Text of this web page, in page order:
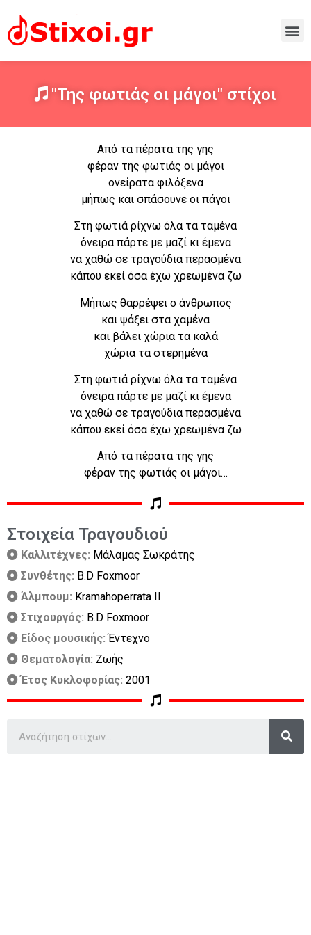
"Της φωτιάς οι μάγοι" στίχοι
Από τα πέρατα της γης
φέραν της φωτιάς οι μάγοι
ονείρατα φιλόξενα
μήπως και σπάσουνε οι πάγοι
Στη φωτιά ρίχνω όλα τα ταμένα
όνειρα πάρτε με μαζί κι έμενα
να χαθώ σε τραγούδια περασμένα
κάπου εκεί όσα έχω χρεωμένα ζω
Μήπως θαρρέψει ο άνθρωπος
και ψάξει στα χαμένα
και βάλει χώρια τα καλά
χώρια τα στερημένα
Στη φωτιά ρίχνω όλα τα ταμένα
όνειρα πάρτε με μαζί κι έμενα
να χαθώ σε τραγούδια περασμένα
κάπου εκεί όσα έχω χρεωμένα ζω
Από τα πέρατα της γης
φέραν της φωτιάς οι μάγοι…
Στοιχεία Τραγουδιού
Καλλιτέχνες: Μάλαμας Σωκράτης
Συνθέτης: B.D Foxmoοr
Άλμπουμ: Kramahoperrata II
Στιχουργός: B.D Foxmoοr
Είδος μουσικής:Έντεχνο
Θεματολογία: Ζωής
Έτος Κυκλοφορίας: 2001